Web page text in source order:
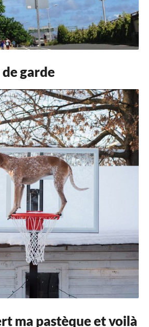
de garde
ma pastèque et voilà